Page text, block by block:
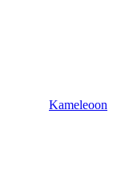
Kameleoon